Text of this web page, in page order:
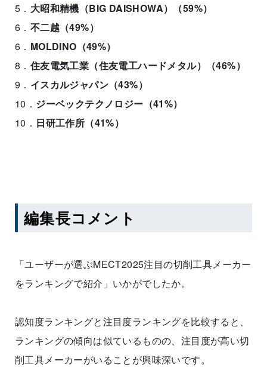
5． 大昭和精機（BIG DAISHOWA）（59%）
6． 不二越（49%）
6． MOLDINO（49%）
8． 住友電気工業（住友電工ハードメタル）（46%）
9． イスカルジャパン（43%）
10． ジーベックテクノロジー（41%）
10． 日研工作所（41%）
編集長コメント
「ユーザーが選ぶMECT2025注目の切削工具メーカー
をランキングで紹介」いかがでしたか。
認知度ランキングと注目度ランキングを比較すると、
ランキングの傾向は似ているものの、注目度が高い切
削工具メーカーがいることが興味深いです。